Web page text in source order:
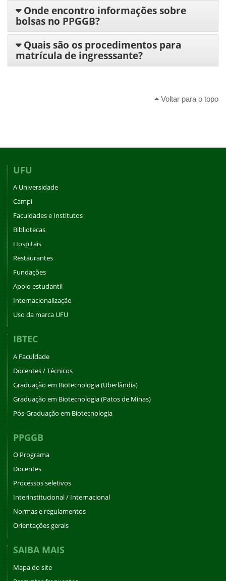
Onde encontro informações sobre
bolsas no PPGGB?
Quais são os procedimentos para
matrícula de ingresssante?
Voltar para o topo
UFU
A Universidade
Campi
Faculdades e Institutos
Bibliotecas
Hospitais
Restaurantes
Fundações
Apoio estudantil
Internacionalização
Uso da marca UFU
IBTEC
A Faculdade
Docentes / Técnicos
Graduação em Biotecnologia (Uberlândia)
Graduação em Biotecnologia (Patos de Minas)
Pós-Graduação em Biotecnologia
PPGGB
O Programa
Docentes
Processos seletivos
Interinstitucional / Internacional
Normas e regulamentos
Orientações gerais
SAIBA MAIS
Mapa do site